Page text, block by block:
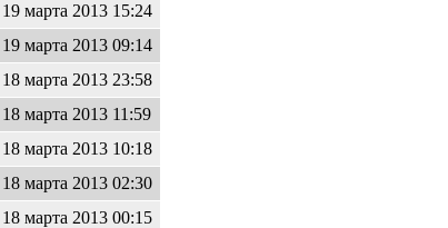
19 марта 2013 15:24
19 марта 2013 09:14
18 марта 2013 23:58
18 марта 2013 11:59
18 марта 2013 10:18
18 марта 2013 02:30
18 марта 2013 00:15